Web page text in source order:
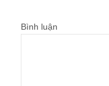
Bình luận